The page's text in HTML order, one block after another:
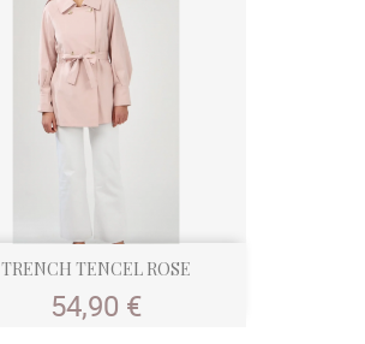
TRENCH TENCEL ROSE
Prix
54,90 €